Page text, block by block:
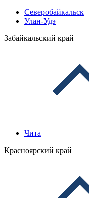
Северобайкальск
Улан-Удэ
Забайкальский край
Чита
Красноярский край